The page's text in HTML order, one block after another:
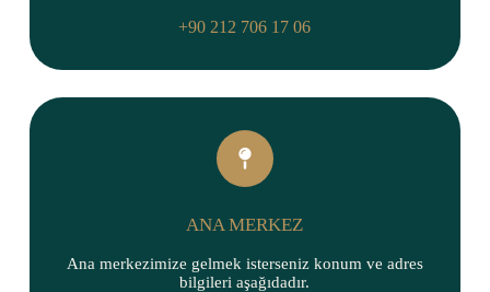
+90 212 706 17 06
ANA MERKEZ
Ana merkezimize gelmek isterseniz konum ve adres
bilgileri aşağıdadır.